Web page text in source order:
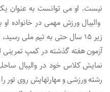
نیست. او می توانست به عنوان
والیبال ورزش مهمی در خانواده
زیر 15 سال حتی به تیم ملی
آزمون هفته گذشته در کمپ تمرینی
نمایش کلاس خود در والیبال
رشته ورزشی و مهارتهایش روی تور